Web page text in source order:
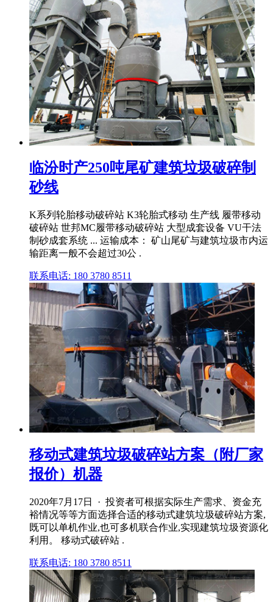
临汾时产250吨尾矿建筑垃圾破碎制
砂线
K系列轮胎移动破碎站 K3轮胎式移动 生产线 履带移动
破碎站 世邦MC履带移动破碎站 大型成套设备 VU干法
制砂成套系统 ... 运输成本： 矿山尾矿与建筑垃圾市内运
输距离一般不会超过30公 .
联系电话: 180 3780 8511
移动式建筑垃圾破碎站方案（附厂家
报价）机器
2020年7月17日 · 投资者可根据实际生产需求、资金充
裕情况等等方面选择合适的移动式建筑垃圾破碎站方案,
既可以单机作业,也可多机联合作业,实现建筑垃圾资源化
利用。 移动式破碎站 .
联系电话: 180 3780 8511